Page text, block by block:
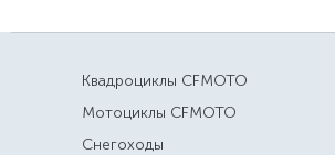
Квадроциклы CFMOTO
Мотоциклы CFMOTO
Снегоходы